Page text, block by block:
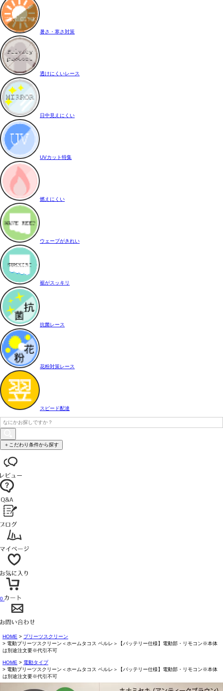
暑さ・寒さ対策
透けにくいレース
日中見えにくい
UVカット特集
燃えにくい
ウェーブがきれい
裾がスッキリ
抗菌レース
花粉対策レース
スピード配達
＋こだわり条件から探す
0
HOME
プリーツスクリーン
電動プリーツスクリーン＜ホームタコス ペルレ＞【バッテリー仕様】電動部・リモコン※本体
は別途注文要※代引不可
HOME
電動タイプ
電動プリーツスクリーン＜ホームタコス ペルレ＞【バッテリー仕様】電動部・リモコン※本体
は別途注文要※代引不可